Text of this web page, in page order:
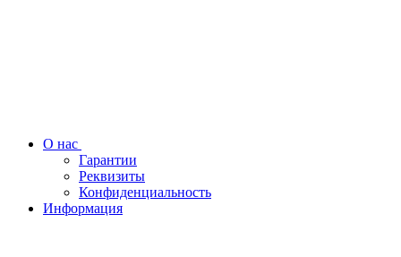
О нас
Гарантии
Реквизиты
Конфиденциальность
Информация